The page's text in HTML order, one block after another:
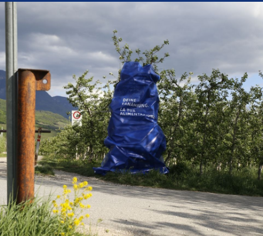
Verhüllungsaktion